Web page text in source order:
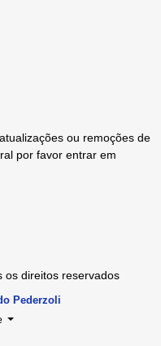
ou remoções de
por favor entrar em
os direitos reservados
Pederzoli